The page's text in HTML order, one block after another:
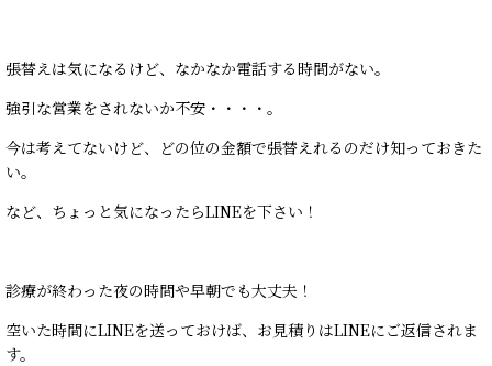
張替えは気になるけど、なかなか電話する時間がない。
強引な営業をされないか不安・・・・。
今は考えてないけど、どの位の金額で張替えれるのだけ知っておきた
い。
など、ちょっと気になったらLINEを下さい！
診療が終わった夜の時間や早朝でも大丈夫！
空いた時間にLINEを送っておけば、お見積りはLINEにご返信されま
す。